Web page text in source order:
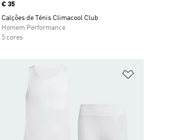
Price
€ 35
Calções de Ténis Climacool Club
Homem Performance
5 cores